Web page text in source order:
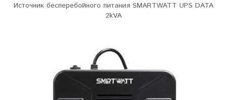
Источник бесперебойного питания SMARTWATT UPS DATA
2kVA